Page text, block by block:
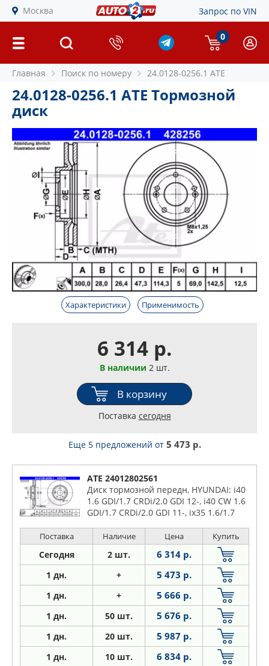
Москва Запрос по VIN
0
Главная Поиск по номеру 24.0128-0256.1 ATE
24.0128-0256.1 ATE Тормозной
диск
Характеристики Применимость
6 314 р.
В наличии 2 шт.
В корзину
Поставка сегодня
Еще 5 предложений от 5 473 р.
ATE 24012802561
Диск тормозной передн, HYUNDAI: i40
1.6 GDI/1.7 CRDi/2.0 GDI 12-, i40 CW 1.6
GDI/1.7 CRDi/2.0 GDI 11-, ix35 1.6/1.7
4WD 09- KI
Поставка Наличие Цена Купить
Сегодня 2 шт. 6 314 р.
1 дн. + 5 473 р.
1 дн. + 5 666 р.
1 дн. 50 шт. 5 676 р.
1 дн. 20 шт. 5 987 р.
1 дн. 10 шт. 6 834 р.